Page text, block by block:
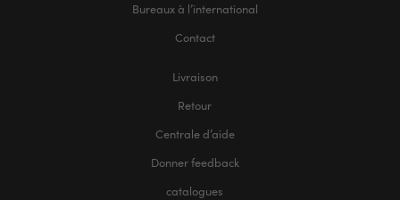
Bureaux à l’international
Contact
Livraison
Retour
Centrale d’aide
Donner feedback
catalogues